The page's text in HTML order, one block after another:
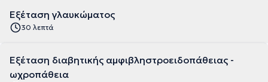
Εξέταση γλαυκώματος
30 λεπτά
Εξέταση διαβητικής αμφιβληστροειδοπάθειας -
ωχροπάθεια